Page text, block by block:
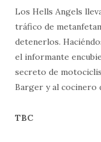
Los Hells Angels
tráfico de
detenerlos.
el informante
secreto de
Barger y al cocinero
TBC